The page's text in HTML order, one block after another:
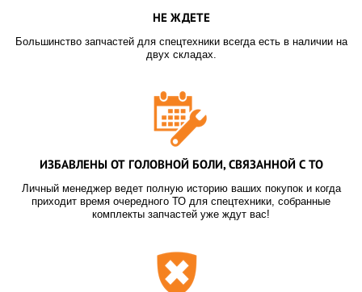
НЕ ЖДЕТЕ
Большинство запчастей для спецтехники всегда есть в наличии на
двух складах.
ИЗБАВЛЕНЫ ОТ ГОЛОВНОЙ БОЛИ, СВЯЗАННОЙ С ТО
Личный менеджер ведет полную историю ваших покупок и когда
приходит время очередного ТО для спецтехники, собранные
комплекты запчастей уже ждут вас!